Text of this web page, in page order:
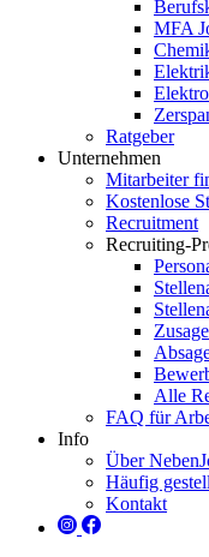
MFA
Ratgeber
Unternehmen
Mitarbeiter
Kostenlose
Recruitment
Recruiting-
Alle
FAQ für
Info
Über
Häufig
Kontakt